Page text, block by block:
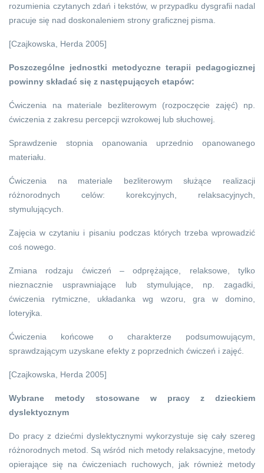
rozumienia czytanych zdań i tekstów, w przypadku dysgrafii nadal
pracuje się nad doskonaleniem strony graficznej pisma.
[Czajkowska, Herda 2005]
Poszczególne jednostki metodyczne terapii pedagogicznej
powinny składać się z następujących etapów:
Ćwiczenia na materiale bezliterowym (rozpoczęcie zajęć) np.
ćwiczenia z zakresu percepcji wzrokowej lub słuchowej.
Sprawdzenie stopnia opanowania uprzednio opanowanego
materiału.
Ćwiczenia na materiale bezliterowym służące realizacji
różnorodnych celów: korekcyjnych, relaksacyjnych,
stymulujących.
Zajęcia w czytaniu i pisaniu podczas których trzeba wprowadzić
coś nowego.
Zmiana rodzaju ćwiczeń – odprężające, relaksowe, tylko
nieznacznie usprawniające lub stymulujące, np. zagadki,
ćwiczenia rytmiczne, układanka wg wzoru, gra w domino,
loteryjka.
Ćwiczenia końcowe o charakterze podsumowującym,
sprawdzającym uzyskane efekty z poprzednich ćwiczeń i zajęć.
[Czajkowska, Herda 2005]
Wybrane metody stosowane w pracy z dzieckiem
dyslektycznym
Do pracy z dziećmi dyslektycznymi wykorzystuje się cały szereg
różnorodnych metod. Są wśród nich metody relaksacyjne, metody
opierające się na ćwiczeniach ruchowych, jak również metody